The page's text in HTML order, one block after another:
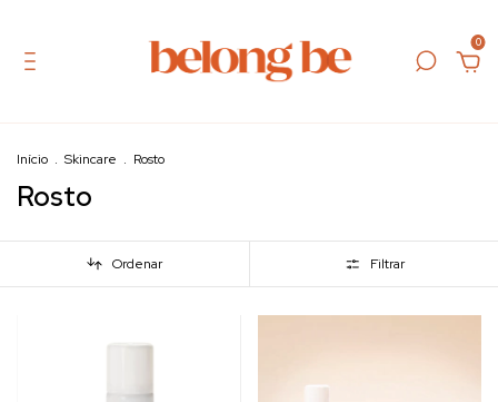
0
Início . Skincare . Rosto
Rosto
Ordenar Filtrar